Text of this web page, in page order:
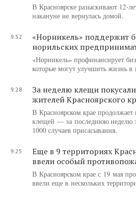
В Красноярске разыскивают 12-
накануне не вернулась домой.
9:52
«Норникель» поддержит
норильских
«Норникель» профинансирует
которые могут улучшить жизнь в
9:28
За неделю клещи
жителей Красноярского
В Красноярском крае продолжает
клещей — за последнюю неделю
1000 случаев присасывания.
9:25
Еще в 9 территориях
ввели особый
В Красноярском крае с 19 мая
ввели еще в нескольких